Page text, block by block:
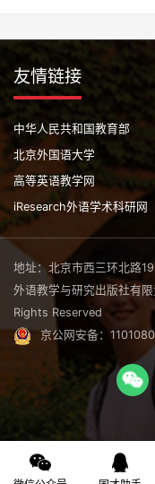
友情链接
中华人民共和国教育部
北京外国语大学
高等英语教学网
iResearch外语学术科研网
地址：北京市西三环北路
外语教学与研究出版社有
Rights Reserved
京公网安备：